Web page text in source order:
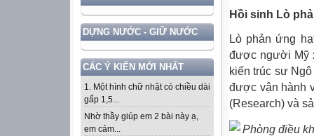
DỰNG NƯỚC - GIỮ NƯỚC
CÁC Ý KIẾN MỚI NHẤT
1. Một hình chữ nhật có chiều dài
gấp 1,5...
Nhờ thầy giúp em 2 bài này ạ,
em cảm...
Hồi sinh Lò
Lò phản ứng
được người Mỹ
kiến trúc sư
được vận hành
(Research) và
Phòng điều